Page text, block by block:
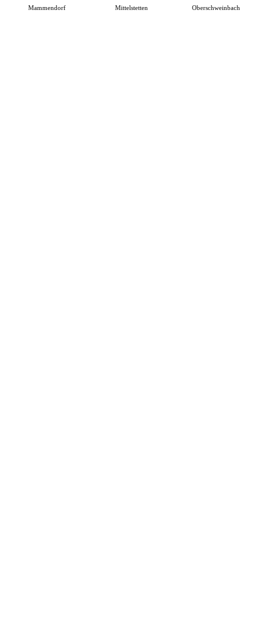
Mammendorf Mittelstetten Oberschweinbach